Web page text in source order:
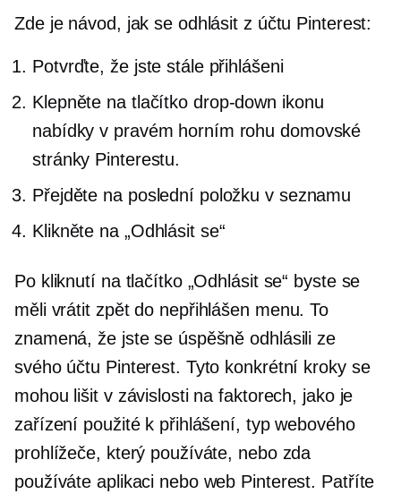
Zde je návod, jak se odhlásit z účtu Pinterest:
Potvrďte, že jste stále přihlášeni
Klepněte na tlačítko drop-down ikonu
nabídky v pravém horním rohu domovské
stránky Pinterestu.
Přejděte na poslední položku v seznamu
Klikněte na „Odhlásit se“
Po kliknutí na tlačítko „Odhlásit se“ byste se
měli vrátit zpět do nepřihlášen menu. To
znamená, že jste se úspěšně odhlásili ze
svého účtu Pinterest. Tyto konkrétní kroky se
mohou lišit v závislosti na faktorech, jako je
zařízení použité k přihlášení, typ webového
prohlížeče, který používáte, nebo zda
používáte aplikaci nebo web Pinterest. Patříte